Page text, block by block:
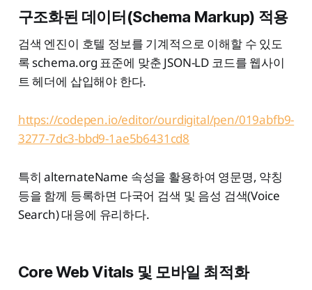
구조화된 데이터(Schema Markup) 적용
검색 엔진이 호텔 정보를 기계적으로 이해할 수 있도
록 schema.org 표준에 맞춘 JSON-LD 코드를 웹사이
트 헤더에 삽입해야 한다.
https://codepen.io/editor/ourdigital/pen/019abfb9-
3277-7dc3-bbd9-1ae5b6431cd8
특히 alternateName 속성을 활용하여 영문명, 약칭
등을 함께 등록하면 다국어 검색 및 음성 검색(Voice
Search) 대응에 유리하다.
Core Web Vitals 및 모바일 최적화